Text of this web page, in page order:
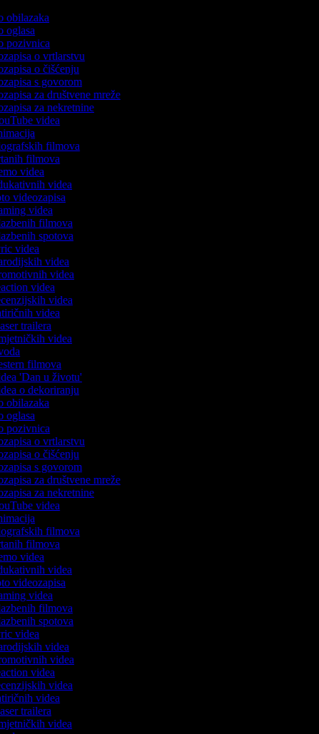
obilazaka
oglasa
pozivnica
o vrtlarstvu
o čišćenju
s govorom
za društvene mreže
za nekretnine
videa
filmova
filmova
videa
videa
videozapisa
videa
filmova
spotova
videa
videa
videa
videa
videa
videa
trailera
videa
filmova
'Dan u životu'
o dekoriranju
obilazaka
oglasa
pozivnica
o vrtlarstvu
o čišćenju
s govorom
za društvene mreže
za nekretnine
videa
filmova
filmova
videa
videa
videozapisa
videa
filmova
spotova
videa
videa
videa
videa
videa
videa
trailera
videa